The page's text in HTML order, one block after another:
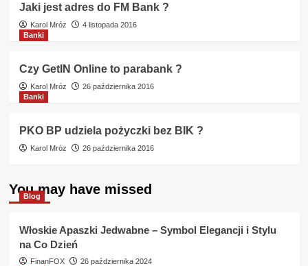
Jaki jest adres do FM Bank ?
Karol Mróz
4 listopada 2016
Banki
Czy GetIN Online to parabank ?
Karol Mróz
26 października 2016
Banki
PKO BP udziela pożyczki bez BIK ?
Karol Mróz 26 października 2016
You may have missed
Blog
Włoskie Apaszki Jedwabne – Symbol Elegancji i Stylu
na Co Dzień
FinanFOX
26 października 2024